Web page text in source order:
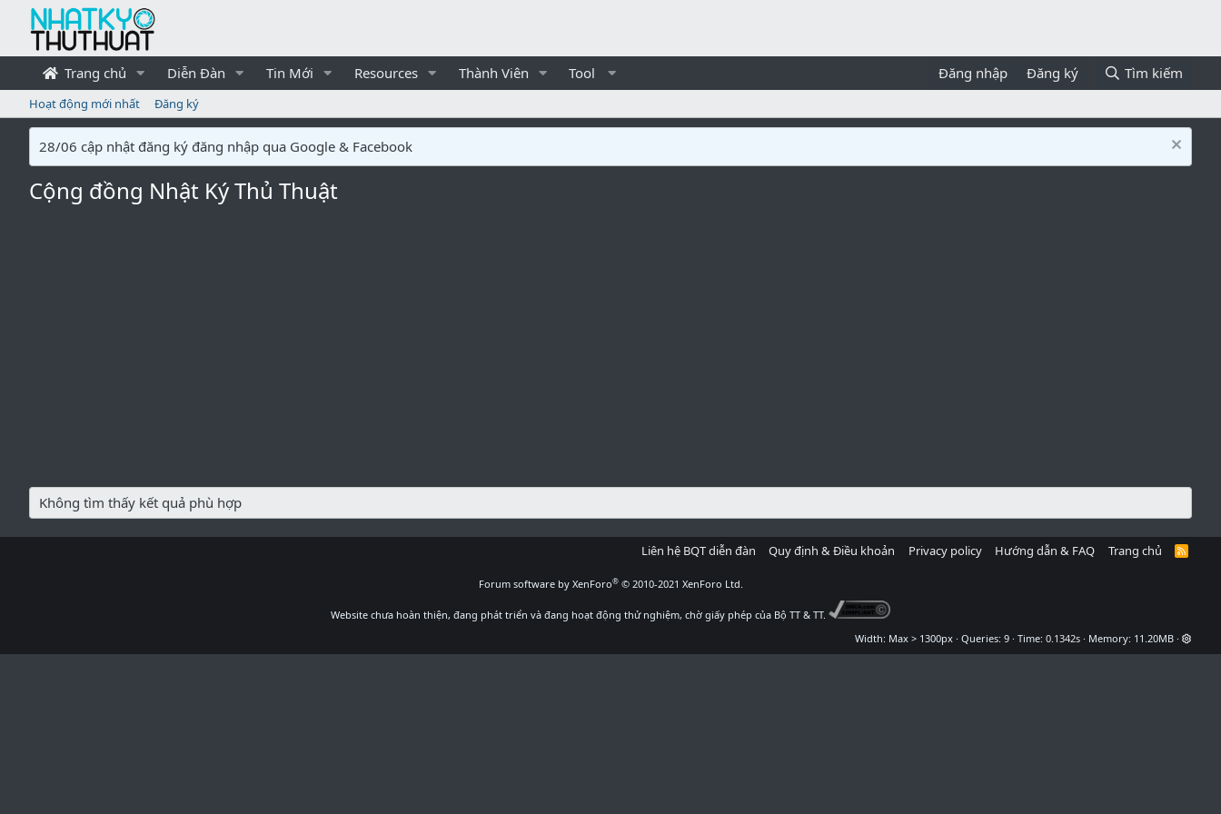
Trang chủ Diễn Đàn Tin Mới Resources Thành Viên Tool Đăng nhập Đăng ký Tìm kiếm
Hoạt động mới nhất Đăng ký
28/06 cập nhật đăng ký đăng nhập qua Google & Facebook
Cộng đồng Nhật Ký Thủ Thuật
Không tìm thấy kết quả phù hợp
Liên hệ BQT diễn đàn Quy định & Điều khoản Privacy policy Hướng dẫn & FAQ Trang chủ
R
S
Forum software by XenForo® © 2010-2021 XenForo Ltd.
Website chưa hoàn thiện, đang phát triển và đang hoạt động thử nghiệm, chờ giấy phép của Bộ TT & TT.
Width
Queries 9 Time 0.1342s Memory 11.20MB